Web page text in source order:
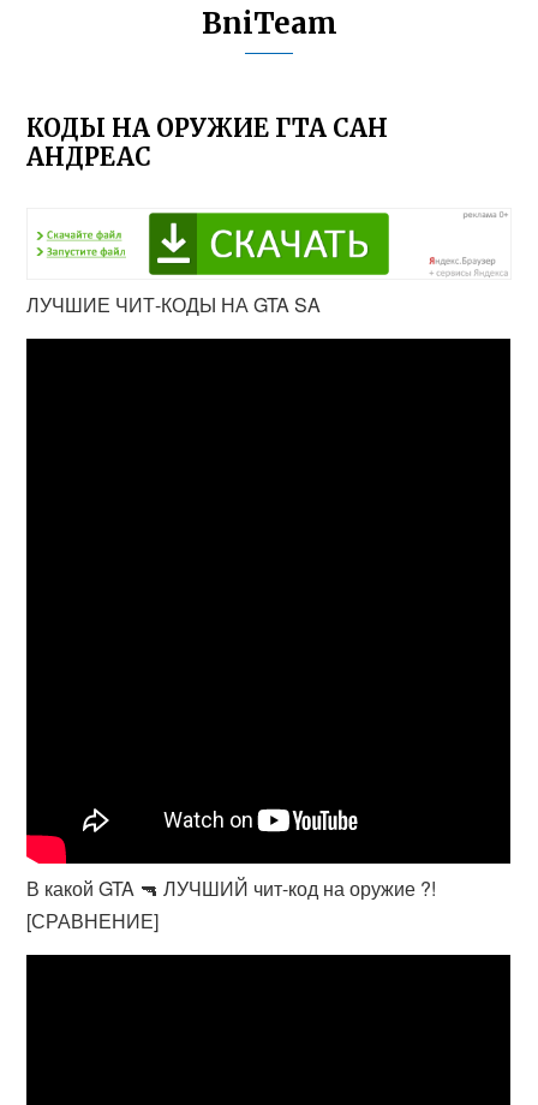
BniTeam
КОДЫ НА ОРУЖИЕ ГТА САН
АНДРЕАС
ЛУЧШИЕ ЧИТ-КОДЫ НА GTA SA
В какой GTA 🔫 ЛУЧШИЙ чит-код на оружие ?!
[СРАВНЕНИЕ]